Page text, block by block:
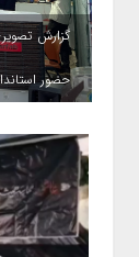
گزارش
حضور